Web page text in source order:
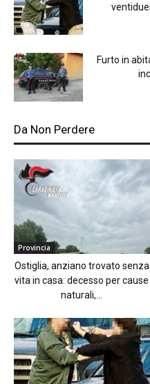
Furto in
Da Non Perdere
Provincia
Ostiglia, anziano trovato senza
vita in casa: decesso per cause
naturali,...